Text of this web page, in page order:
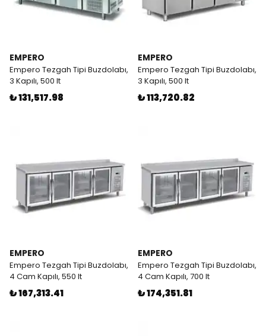
EMPERO
Empero Tezgah Tipi Buzdolabı,
3 Kapılı, 500 lt
₺ 131,517.98
EMPERO
Empero Tezgah Tipi Buzdolabı,
3 Kapılı, 500 lt
₺ 113,720.82
EMPERO
Empero Tezgah Tipi Buzdolabı,
4 Cam Kapılı, 550 lt
₺ 167,313.41
EMPERO
Empero Tezgah Tipi Buzdolabı,
4 Cam Kapılı, 700 lt
₺ 174,351.81